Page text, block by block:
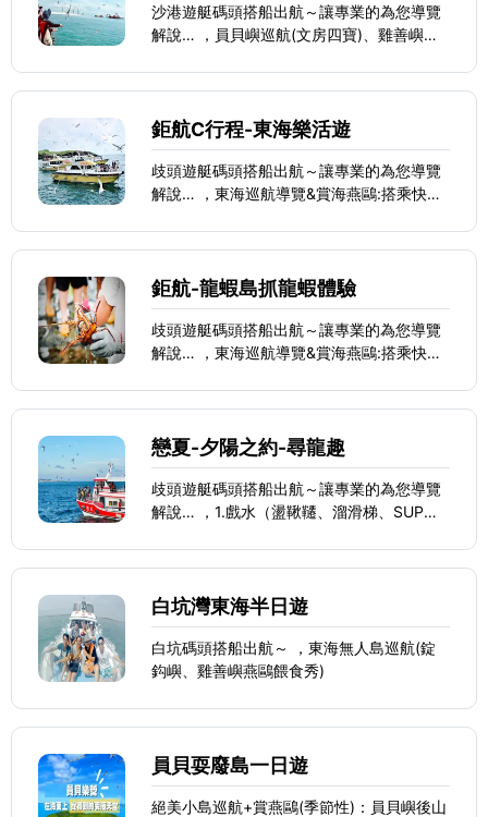
沙港遊艇碼頭搭船出航～讓專業的為您導覽
解說… ，員貝嶼巡航(文房四寶)、雞善嶼玄
鉅航C行程-東海樂活遊
歧頭遊艇碼頭搭船出航～讓專業的為您導覽
解說… ，東海巡航導覽&賞海燕鷗:搭乘快艇
稱美景、雞善嶼-賞鳥天堂
鉅航-龍蝦島抓龍蝦體驗
歧頭遊艇碼頭搭船出航～讓專業的為您導覽
解說… ，東海巡航導覽&賞海燕鷗:搭乘快艇
稱美景、雞善嶼-賞鳥天堂
戀夏-夕陽之約-尋龍趣
歧頭遊艇碼頭搭船出航～讓專業的為您導覽
解說… ，1.戲水（盪鞦韆、溜滑梯、SUP划
白坑灣東海半日遊
白坑碼頭搭船出航～ ，東海無人島巡航(錠
鈎嶼、雞善嶼燕鷗餵食秀)
員貝耍廢島一日遊
絕美小島巡航+賞燕鷗(季節性)：員貝嶼後山